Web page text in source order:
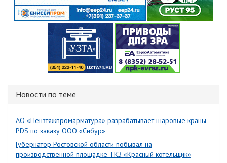
Новости по теме
АО «Пензтяжпромарматура» разрабатывает шаровые краны
PDS по заказу ООО «Сибур»
Губернатор Ростовской области побывал на
производственной площадке ТКЗ «Красный котельщик»